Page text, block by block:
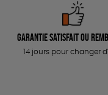
Garantie satisfait ou
14 jours pour changer